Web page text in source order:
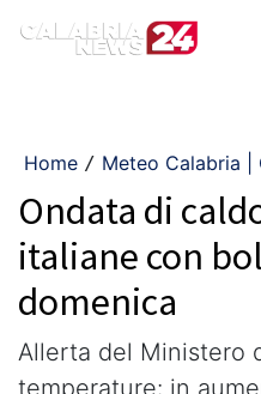
Home / Meteo Calabria |
Ondata di
italiane con
domenica
Allerta del Ministero
temperature: in